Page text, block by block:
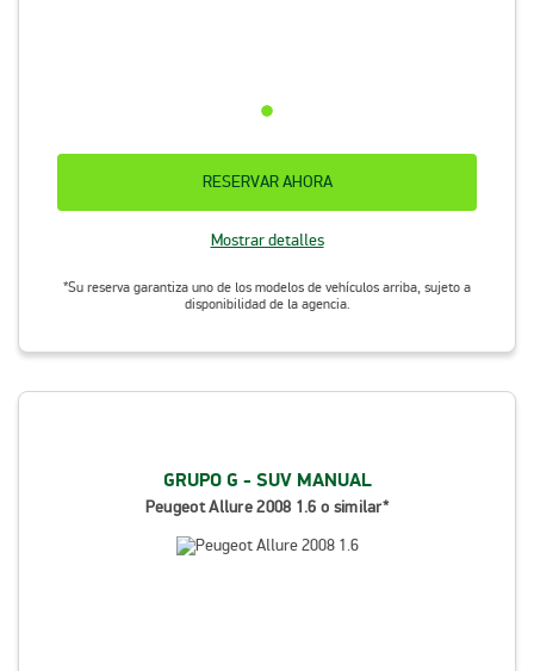
RESERVAR AHORA
Mostrar detalles
*Su reserva garantiza uno de los modelos de vehículos arriba, sujeto a
disponibilidad de la agencia.
GRUPO G - SUV MANUAL
Peugeot Allure 2008 1.6 o similar*